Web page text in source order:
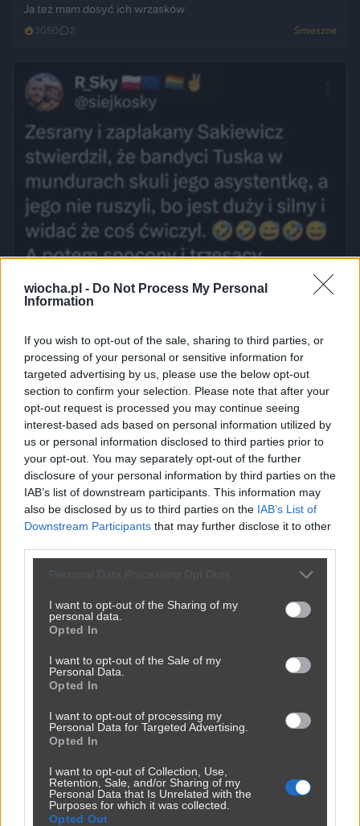
wiocha.pl - Do Not Process My Personal
Information
If you wish to opt-out of the sale, sharing to third parties, or
processing of your personal or sensitive information for
targeted advertising by us, please use the below opt-out
section to confirm your selection. Please note that after your
opt-out request is processed you may continue seeing
interest-based ads based on personal information utilized by
us or personal information disclosed to third parties prior to
your opt-out. You may separately opt-out of the further
disclosure of your personal information by third parties on the
IAB’s list of downstream participants. This information may
also be disclosed by us to third parties on the IAB’s List of
Downstream Participants that may further disclose it to other
Personal Data Processing Opt Outs
I want to opt-out of the Sharing of my
personal data.
Opted In
I want to opt-out of the Sale of my
Personal Data.
Opted In
I want to opt-out of processing my
Personal Data for Targeted Advertising.
Opted In
I want to opt-out of Collection, Use,
Retention, Sale, and/or Sharing of my
Personal Data that Is Unrelated with the
Purposes for which it was collected.
Opted Out
Ja też mam dosyć ich wrzasków
3050 2 Śmieszne